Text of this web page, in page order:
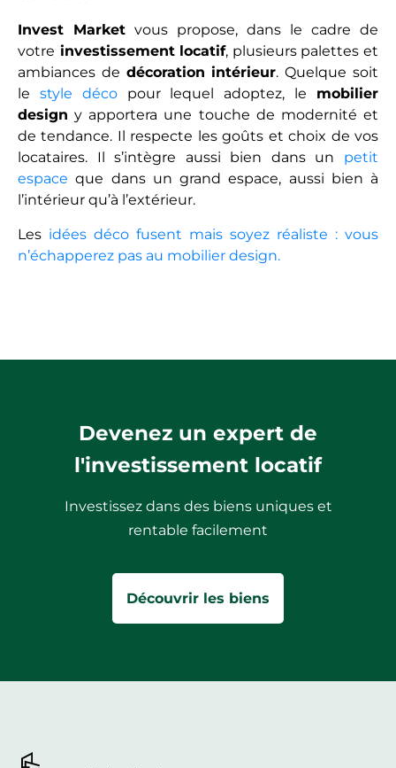
Invest Market vous propose, dans le cadre de
votre investissement locatif, plusieurs palettes et
ambiances de décoration intérieur. Quelque soit
le style décopour lequel adoptez, le mobilier
design y apportera une touche de modernité et
de tendance. Il respecte les goûts et choix de vos
locataires. Il s’intègre aussi bien dans un petit
espace que dans un grand espace, aussi bien à
l’intérieur qu’à l’extérieur.
Les idées déco fusent mais soyez réaliste : vous
n’échapperez pas au mobilier design.
Devenez un expert de
l'investissement locatif
Investissez dans des biens uniques et
rentable facilement
Découvrir les biens